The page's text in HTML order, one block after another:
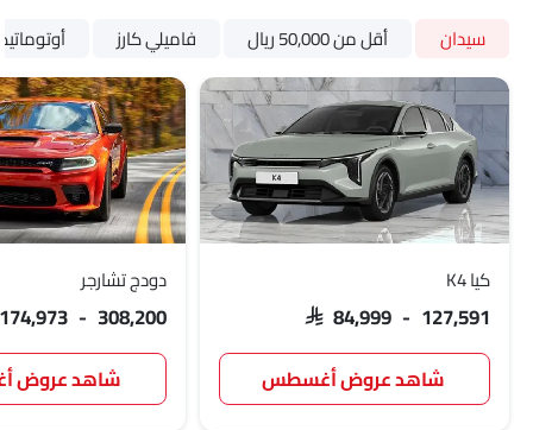
سيدان أقل من 50,000 ريال فاميلي كارز
كيا K4
SAR 84,999 - 127,591
شاهد عروض أغسطس
دودج تشارجر
174,973 - 308,200
شاهد عروض